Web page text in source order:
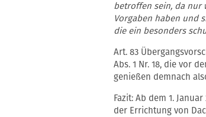
betroffen sein, da nur
Vorgaben haben und
die ein besonders
Art. 83
Abs. 1 Nr. 18, die vor
genießen demnach
Fazit: Ab dem 1.
der Errichtung von